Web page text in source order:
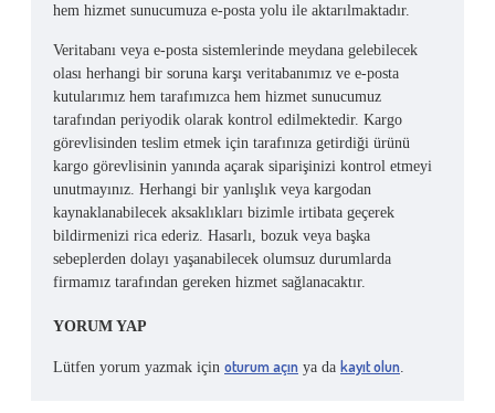
hem hizmet sunucumuza e-posta yolu ile aktarılmaktadır.
Veritabanı veya e-posta sistemlerinde meydana gelebilecek
olası herhangi bir soruna karşı veritabanımız ve e-posta
kutularımız hem tarafımızca hem hizmet sunucumuz
tarafından periyodik olarak kontrol edilmektedir. Kargo
görevlisinden teslim etmek için tarafınıza getirdiği ürünü
kargo görevlisinin yanında açarak siparişinizi kontrol etmeyi
unutmayınız. Herhangi bir yanlışlık veya kargodan
kaynaklanabilecek aksaklıkları bizimle irtibata geçerek
bildirmenizi rica ederiz. Hasarlı, bozuk veya başka
sebeplerden dolayı yaşanabilecek olumsuz durumlarda
firmamız tarafından gereken hizmet sağlanacaktır.
YORUM YAP
Lütfen yorum yazmak için oturum açın ya da kayıt olun